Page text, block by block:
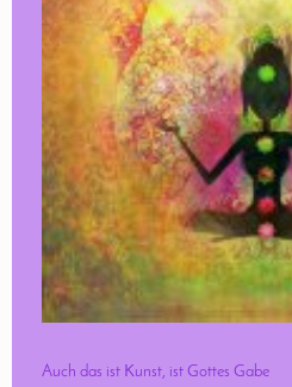
Auch das ist Kunst, ist Gottes Gabe